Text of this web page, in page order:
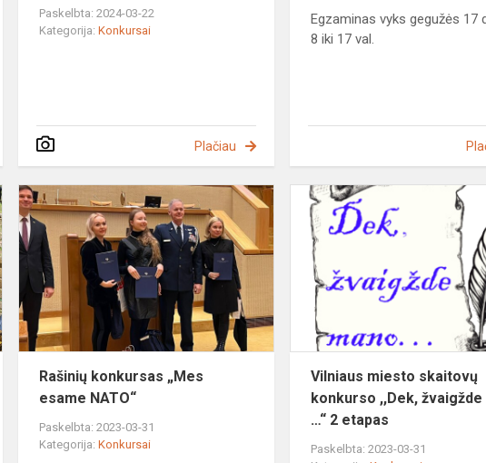
Paskelbta: 2024-03-22
Kategorija:Konkursai
Plačiau
Egzaminas vyks gegužės 17
8 iki 17 val.
Vilniaus
miesto
mokyklų
turizmo
technikos
varžybos
Rašinių
konkursas
„Mes
esame
NATO“
Rašinių konkursas „Mes
esame NATO“
Paskelbta: 2023-03-31
Kategorija:Konkursai
Vilniaus miesto skaitovų
konkurso ,,Dek, žvaigžde
…“ 2 etapas
Paskelbta: 2023-03-31